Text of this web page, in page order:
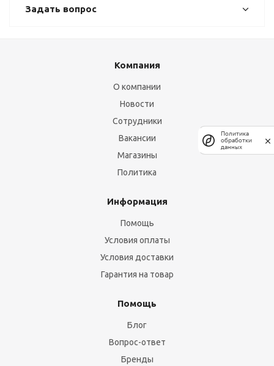
Задать вопрос
Компания
О компании
Новости
Сотрудники
Вакансии
Магазины
Политика
Информация
Помощь
Условия оплаты
Условия доставки
Гарантия на товар
Помощь
Блог
Вопрос-ответ
Бренды
Политика
обработки
данных